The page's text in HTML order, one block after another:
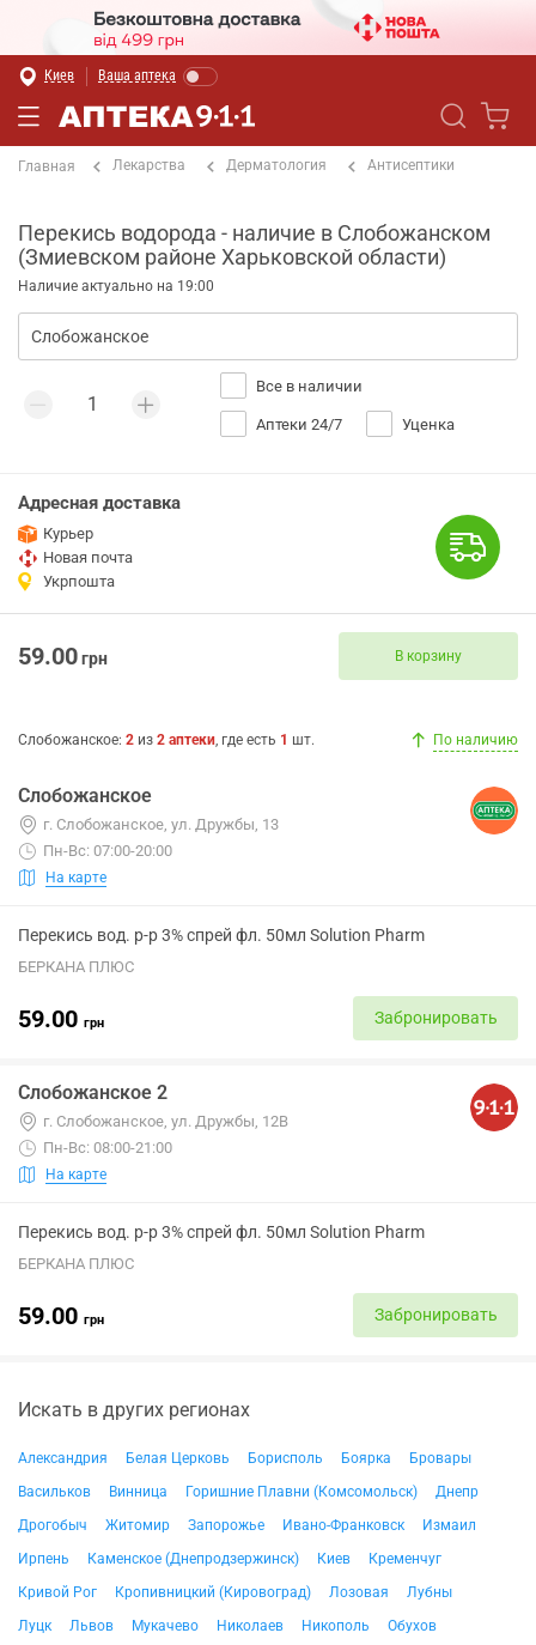
Киев Ваша аптека
Главная Лекарства Дерматология Антисептики
Перекись водорода - наличие в Слобожанском
(Змиевском районе Харьковской области)
Наличие актуально на 19:00
Все в наличии
Аптеки 24/7 Уценка
Адресная доставка
Курьер
Новая почта
Укрпошта
59.00грн В корзину
Слобожанское: 2 из 2 аптеки, где есть 1 шт. По наличию
Слобожанское
г. Слобожанское, ул. Дружбы, 13
Пн-Вс: 07:00-20:00
На карте
Перекись вод. р-р 3% спрей фл. 50мл Solution Pharm
БЕРКАНА ПЛЮС
59.00 грн Забронировать
Слобожанское 2
г. Слобожанское, ул. Дружбы, 12В
Пн-Вс: 08:00-21:00
На карте
Перекись вод. р-р 3% спрей фл. 50мл Solution Pharm
БЕРКАНА ПЛЮС
59.00 грн Забронировать
Искать в других регионах
Александрия Белая Церковь Борисполь Боярка
Бровары
Васильков
Винница Горишние Плавни (Комсомольск)
Днепр
Дрогобыч
Житомир Запорожье Ивано-Франковск
Измаил
Ирпень
Каменское (Днепродзержинск) Киев
Кременчуг
Кривой Рог
Кропивницкий (Кировоград) Лозовая
Лубны
Луцк
Львов Мукачево Николаев Никополь
Обухов